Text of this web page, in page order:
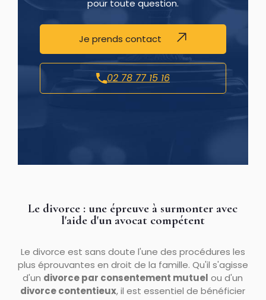
pour toute question.
Je prends contact
02 78 77 15 16
Le divorce : une épreuve à surmonter avec
l'aide d'un avocat compétent
Le divorce est sans doute l'une des procédures les
plus éprouvantes en droit de la famille. Qu'il s'agisse
d'un divorce par consentement mutuel ou d'un
divorce contentieux, il est essentiel de bénéficier